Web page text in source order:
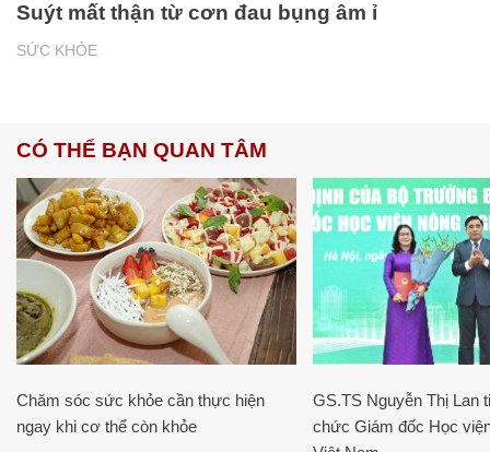
SỨC KHỎE
Suýt mất thận từ cơn đau bụng âm ỉ
CÓ THỂ BẠN QUAN TÂM
Chăm sóc sức khỏe cần thực hiện
ngay khi cơ thể còn khỏe
GS.TS Nguyễn Thị Lan
chức Giám đốc Học